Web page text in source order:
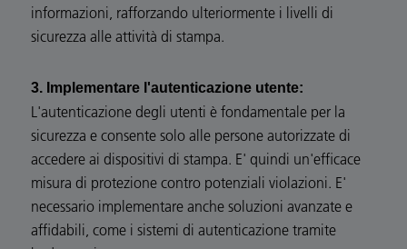
informazioni, rafforzando ulteriormente i livelli di
sicurezza alle attività di stampa.
3. Implementare l'autenticazione utente:
L'autenticazione degli utenti è fondamentale per la
sicurezza e consente solo alle persone autorizzate di
accedere ai dispositivi di stampa. E' quindi un'efficace
misura di protezione contro potenziali violazioni. E'
necessario implementare anche soluzioni avanzate e
affidabili, come i sistemi di autenticazione tramite